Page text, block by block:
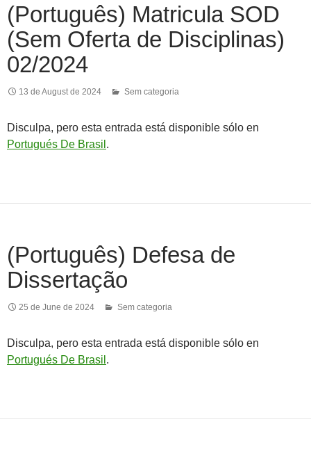
(Português) Matricula SOD
(Sem Oferta de Disciplinas)
02/2024
13 de August de 2024 Sem categoria
Disculpa, pero esta entrada está disponible sólo en
Portugués De Brasil .
(Português) Defesa de
Dissertação
25 de June de 2024 Sem categoria
Disculpa, pero esta entrada está disponible sólo en
Portugués De Brasil .